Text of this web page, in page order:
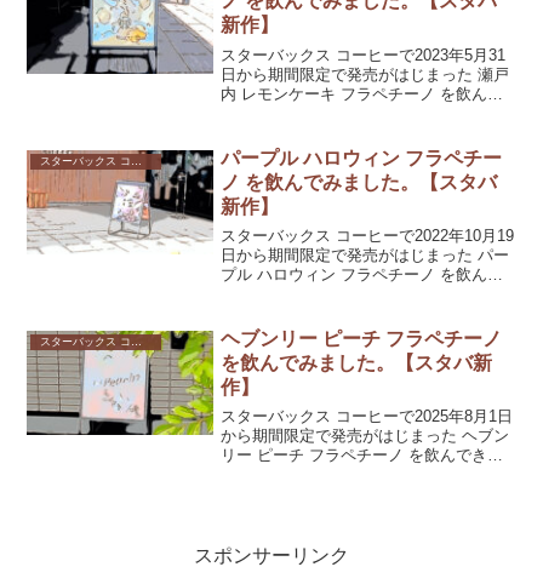
新作】
スターバックス コーヒーで2023年5月31
日から期間限定で発売がはじまった 瀬戸
内 レモンケーキ フラペチーノ を飲んで
パープル ハロウィン フラペチー
ノ を飲んでみました。【スタバ
新作】
スターバックス コーヒーで2022年10月19
日から期間限定で発売がはじまった パー
プル ハロウィン フラペチーノ を飲んで
スターバックス コーヒー
ヘブンリー ピーチ フラペチーノ
を飲んでみました。【スタバ新
作】
スターバックス コーヒーで2025年8月1日
から期間限定で発売がはじまった ヘブン
リー ピーチ フラペチーノ を飲んできま
スポンサーリンク